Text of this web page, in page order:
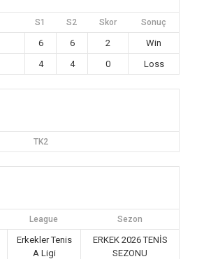
S1 S2 Skor Sonuç
6 6 2
Win
4 4 0 Loss
TK2
League Sezon
Erkekler Tenis
A Ligi
ERKEK 2026 TENİS
SEZONU